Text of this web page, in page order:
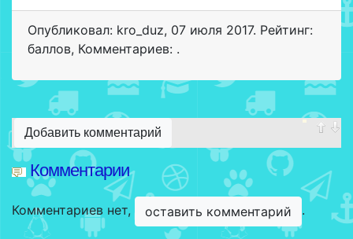
Опубликовал: kro_duz, 07 июля 2017. Рейтинг:
баллов, Комментариев: .
Добавить комментарий
Комментарии
Комментариев нет, оставить комментарий .